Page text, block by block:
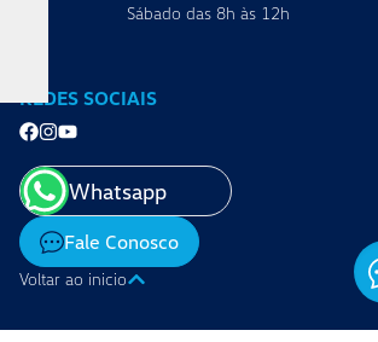
Sábado das 8h às 12h
REDES SOCIAIS
Whatsapp
Fale Conosco
Voltar ao inicio